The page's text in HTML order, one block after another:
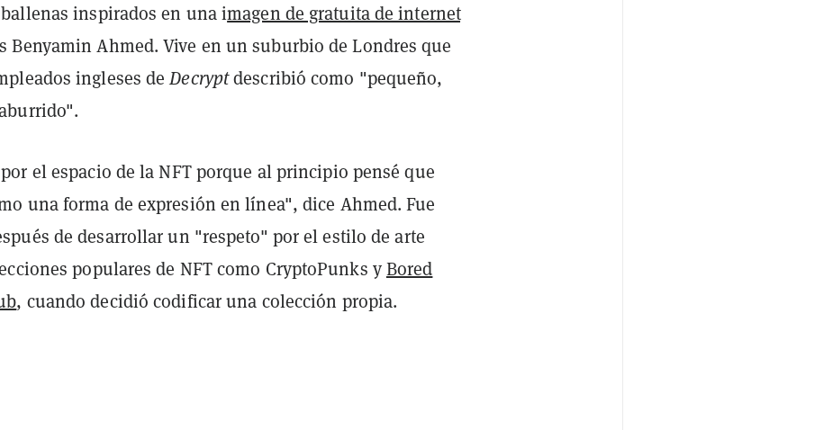
inspirados en una imagen de gratuita de internet
Benyamin Ahmed. Vive en un suburbio de Londres que
ingleses deDecryptdescribió como "pequeño,
el espacio de la NFT porque al principio pensé que
una forma de expresión en línea", dice Ahmed. Fue
de desarrollar un "respeto" por el estilo de arte
populares de NFT como CryptoPunks yBored
, cuando decidió codificar una colección propia.